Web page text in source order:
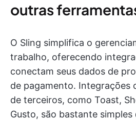
outras
O Sling simplifica o
trabalho, oferecendo
conectam seus dados de
de pagamento. Integrações
de terceiros, como Toast,
Gusto, são bastante